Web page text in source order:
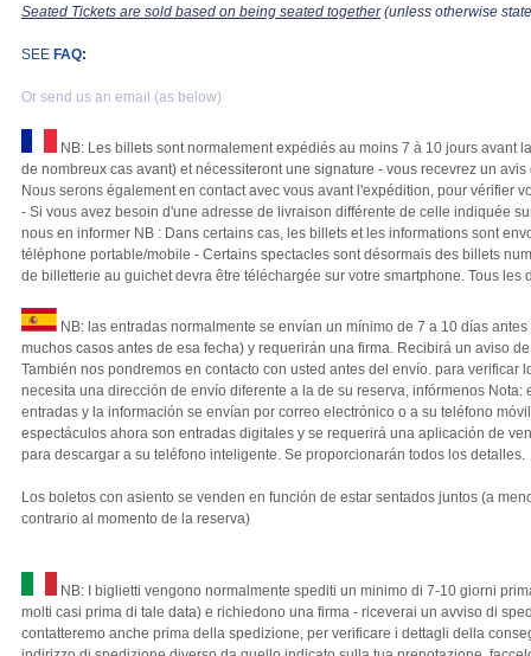
Seated Tickets are sold based on being seated together(unless otherwise
SEE FAQ:
Or send us an email (as below)
NB: Les billets sont normalement expédiés au moins 7 à 10 jours avant
de nombreux cas avant) et nécessiteront une signature - vous recevrez un
Nous serons également en contact avec vous avant l'expédition, pour vérifier
- Si vous avez besoin d'une adresse de livraison différente de celle indiquée
nous en informer NB : Dans certains cas, les billets et les informations sont
téléphone portable/mobile - Certains spectacles sont désormais des billets
de billetterie au guichet devra être téléchargée sur votre smartphone. Tous les
NB: las entradas normalmente se envían un mínimo de 7 a 10 días
muchos casos antes de esa fecha) y requerirán una firma. Recibirá un aviso
También nos pondremos en contacto con usted antes del envío. para verificar
necesita una dirección de envío diferente a la de su reserva, infórmenos Nota:
entradas y la información se envían por correo electrónico o a su teléfono
espectáculos ahora son entradas digitales y se requerirá una aplicación de
para descargar a su teléfono inteligente. Se proporcionarán todos los detalles.
Los boletos con asiento se venden en función de estar sentados juntos (a
contrario al momento de la reserva)
NB: I biglietti vengono normalmente spediti un minimo di 7-10 giorni
molti casi prima di tale data) e richiedono una firma - riceverai un avviso di
contatteremo anche prima della spedizione, per verificare i dettagli della